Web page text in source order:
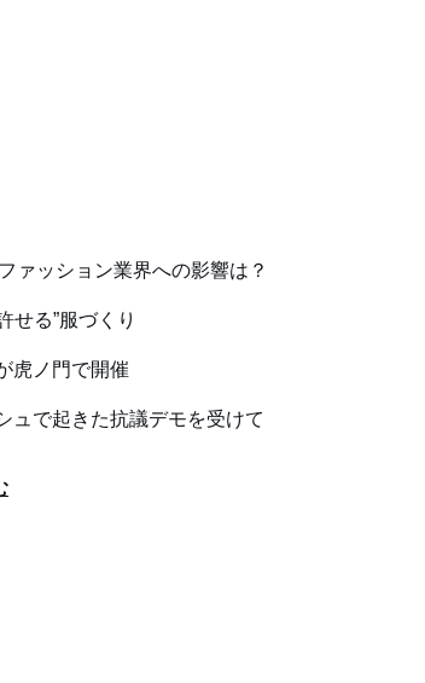
ァッション業界への影響は？
せる”服づくり
虎ノ門で開催
ュで起きた抗議デモを受けて